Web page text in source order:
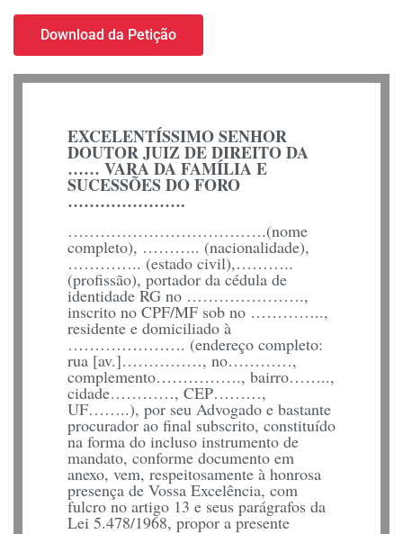
Download da Petição
EXCELENTÍSSIMO SENHOR
DOUTOR JUIZ DE DIREITO DA
…… VARA DA FAMÍLIA E
SUCESSÕES DO FORO
………………….
……………………………….(nome
completo), ……….. (nacionalidade),
………….. (estado civil),………..
(profissão), portador da cédula de
identidade RG no ………………….,
inscrito no CPF/MF sob no …………..,
residente e domiciliado à
…………………. (endereço completo:
rua [av.]……………, no…………,
complemento……………., bairro……..,
cidade…………, CEP………,
UF……..), por seu Advogado e bastante
procurador ao final subscrito, constituído
na forma do incluso instrumento de
mandato, conforme documento em
anexo, vem, respeitosamente à honrosa
presença de Vossa Excelência, com
fulcro no artigo 13 e seus parágrafos da
Lei 5.478/1968, propor a presente